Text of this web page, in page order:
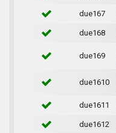
due167
due168
due169
due1610
due1611
due1612